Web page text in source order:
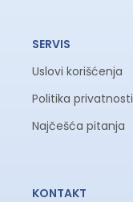
SERVIS
Uslovi korišćenja
Politika privatnosti
Najčešća pitanja
KONTAKT